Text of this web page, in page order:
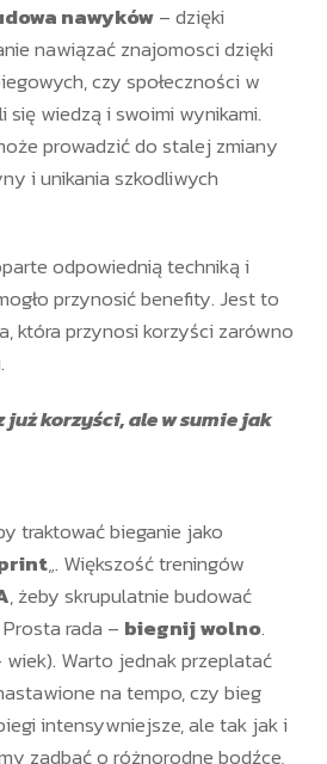
nawyków– dzięki
nawiązać znajomosci dzięki
czy społeczności w
się wiedzą i swoimi wynikami.
prowadzić do stalej zmiany
i unikania szkodliwych
odpowiednią techniką i
przynosić benefity. Jest to
która przynosi korzyści zarówno
już korzyści, ale w sumie jak
traktować bieganie jako
„. Większość treningów
, żeby skrupulatnie budować
rada – biegnijwolno.
Warto jednak przeplatać
na tempo, czy bieg
intensywniejsze, ale tak jak i
zadbać o różnorodne bodźce,